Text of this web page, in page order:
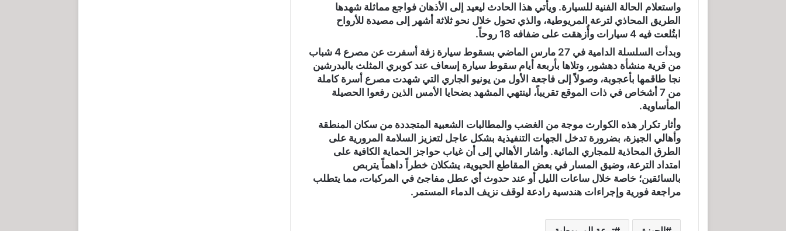
واستعلام الحالة الفنية للسيارة. ويأتي هذا الحادث ليعيد إلى الأذهان فواجع مماثلة شهدها
الطريق المحاذي لترعة المريوطية، والذي تحول خلال نحو ثلاثة أشهر إلى مصيدة للأرواح
ابتُلعت فيه 4 سيارات وأُزهقت على ضفافه 18 روحاً.
وبدأت السلسلة الدامية في 27 مارس الماضي بسقوط سيارة زفة أسفرت عن مصرع 4 شباب
من قرية منشأة دهشور، وتلاها بأربعة أيام سقوط سيارة إسعاف عند كوبري المثلث بالبدرشين
نجا طاقمها بأعجوبة، وصولاً إلى فاجعة الأول من يونيو الجاري التي شهدت مصرع أسرة كاملة
من 7 أشخاص في ذات الموقع تقريباً، لينتهي المشهد بضحايا الأمس الذين رفعوا الحصيلة
المأساوية.
وأثار تكرار هذه الكوارث موجة من الغضب والمطالبات الشعبية المتجددة من سكان المنطقة
وأهالي الجيزة، بضرورة تدخل الجهات التنفيذية بشكل عاجل لتعزيز السلامة المرورية على
الطرق المحاذية للمجاري المائية. وأشار الأهالي إلى أن غياب حواجز الحماية الكافية على
امتداد الترعة، وضيق المسار في بعض المقاطع الحيوية، يشكلان خطراً داهماً يتربص
بالسائقين؛ خاصة خلال ساعات الليل أو عند حدوث أي عطل مفاجئ في المركبات، مما يتطلب
مراجعة فورية وإجراءات هندسية رادعة لوقف نزيف الدماء المستمر.